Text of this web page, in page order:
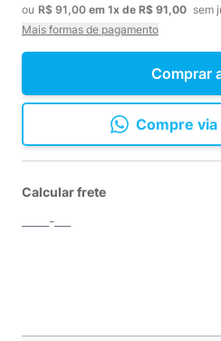
Comprar
ou R$ 91,00 em 1x de R$ 91,00 sem
Mais formas de pagamento
Compre
Calcular frete